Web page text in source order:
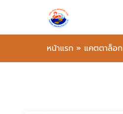
หน้าแรก » แคตตาล็อก